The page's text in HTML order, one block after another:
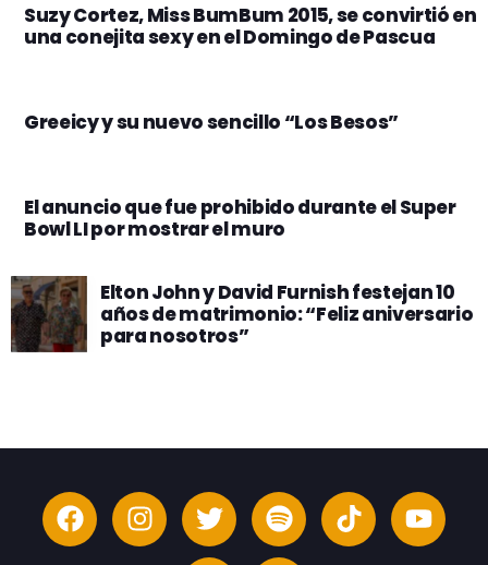
Suzy Cortez, Miss BumBum 2015, se convirtió en
una conejita sexy en el Domingo de Pascua
Greeicy y su nuevo sencillo “Los Besos”
El anuncio que fue prohibido durante el Super
Bowl LI por mostrar el muro
Elton John y David Furnish festejan 10
años de matrimonio: “Feliz aniversario
para nosotros”